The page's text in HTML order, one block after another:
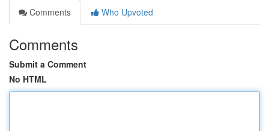
Comments
Who Upvoted
Comments
Submit a Comment
No HTML